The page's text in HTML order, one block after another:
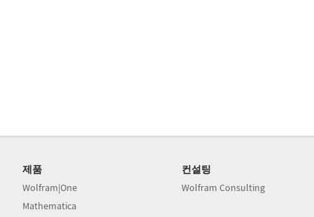
제품
Wolfram|One
Mathematica
컨설팅
Wolfram Consulting